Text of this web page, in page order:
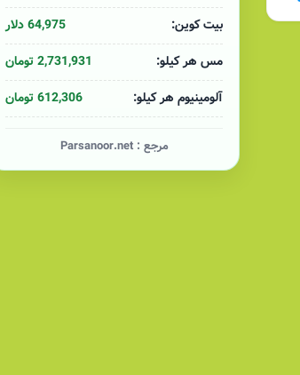
بیت کوین:
64,975 دلار
مس هر کیلو:
2,731,931 تومان
آلومینیوم هر کیلو:
612,306 تومان
مرجع :Parsanoor.net